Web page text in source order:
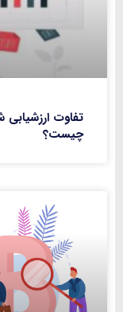
تفاوت
چیست؟